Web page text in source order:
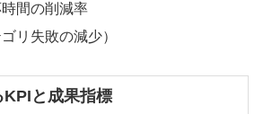
間の削減率
リ失敗の減少）
と成果指標